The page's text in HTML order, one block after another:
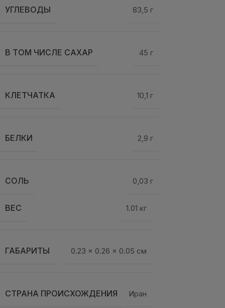
УГЛЕВОДЫ 83,5 г
В ТОМ ЧИСЛЕ САХАР 45 г
КЛЕТЧАТКА 10,1 г
БЕЛКИ 2,9 г
СОЛЬ 0,03 г
ВЕС 1.01 кг
ГАБАРИТЫ 0.23 × 0.26 × 0.05 см
СТРАНА ПРОИСХОЖДЕНИЯ Иран